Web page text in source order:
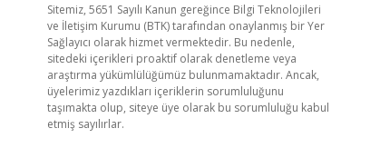
Sitemiz, 5651 Sayılı Kanun gereğince Bilgi Teknolojileri
ve İletişim Kurumu (BTK) tarafından onaylanmış bir Yer
Sağlayıcı olarak hizmet vermektedir. Bu nedenle,
sitedeki içerikleri proaktif olarak denetleme veya
araştırma yükümlülüğümüz bulunmamaktadır. Ancak,
üyelerimiz yazdıkları içeriklerin sorumluluğunu
taşımakta olup, siteye üye olarak bu sorumluluğu kabul
etmiş sayılırlar.